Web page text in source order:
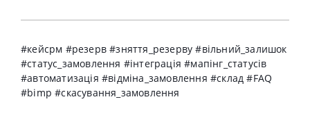
#кейсрм #резерв #зняття_резерву #вільний_залишок
#статус_замовлення #інтеграція #мапінг_статусів
#автоматизація #відміна_замовлення #склад #FAQ
#bimp #скасування_замовлення